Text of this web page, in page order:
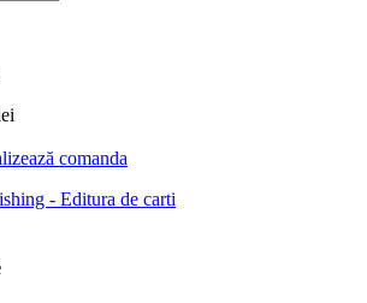
comanda